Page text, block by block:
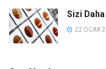
Sizi
22 OCAK